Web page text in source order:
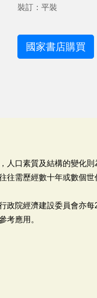
裝訂：平裝
國家書店購買
人口素質及結構的變化
往需歷經數十年或數個
經濟建設委員會亦每2
考應用。